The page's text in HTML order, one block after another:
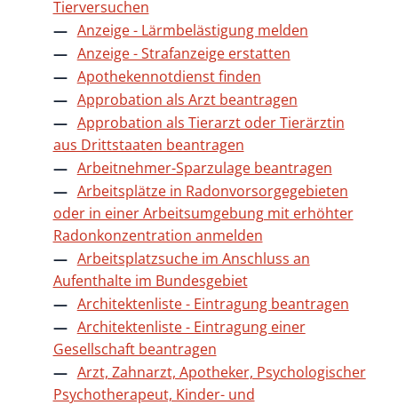
Tierversuchen
Anzeige - Lärmbelästigung melden
Anzeige - Strafanzeige erstatten
Apothekennotdienst finden
Approbation als Arzt beantragen
Approbation als Tierarzt oder Tierärztin
aus Drittstaaten beantragen
Arbeitnehmer-Sparzulage beantragen
Arbeitsplätze in Radonvorsorgegebieten
oder in einer Arbeitsumgebung mit erhöhter
Radonkonzentration anmelden
Arbeitsplatzsuche im Anschluss an
Aufenthalte im Bundesgebiet
Architektenliste - Eintragung beantragen
Architektenliste - Eintragung einer
Gesellschaft beantragen
Arzt, Zahnarzt, Apotheker, Psychologischer
Psychotherapeut, Kinder- und